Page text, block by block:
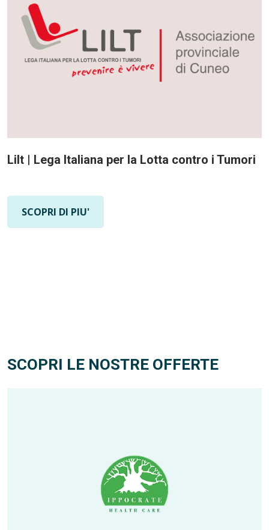
Lilt | Lega Italiana per la Lotta contro i Tumori
SCOPRI DI PIU'
SCOPRI LE NOSTRE OFFERTE